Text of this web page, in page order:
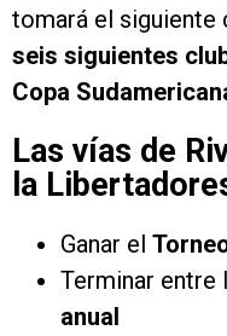
tomará el siguiente
seis siguientes
Copa
Las vías de
la
Ganar el
Terminar entre
anual